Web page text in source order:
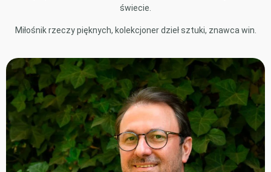
świecie.
Miłośnik rzeczy pięknych, kolekcjoner dzieł sztuki, znawca win.